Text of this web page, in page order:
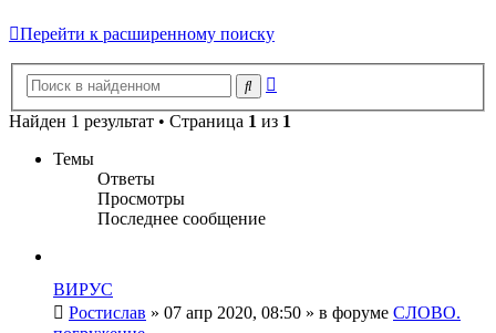
Перейти к расширенному поиску
Поиск
Найден 1 результат • Страница 1 из 1
Темы
Ответы
Просмотры
Последнее сообщение
ВИРУС
Ростислав » 07 апр 2020, 08:50 » в форуме СЛОВО.